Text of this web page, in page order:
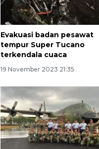
Evakuasi badan pesawat
tempur Super Tucano
terkendala cuaca
19 November 2023 21:35